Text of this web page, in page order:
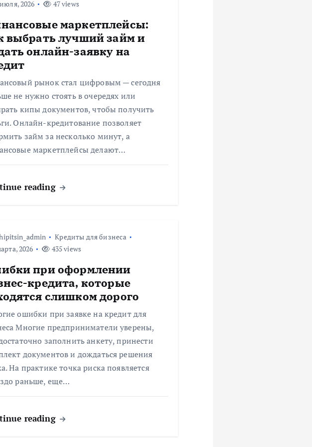
2026
47 views
маркетплейсы:
выбрать лучший займ и
онлайн-заявку на
рынок стал цифровым — сегодня
не нужно стоять в очередях или
кипы документов, чтобы получить
Онлайн-кредитование позволяет
займ за несколько минут, а
маркетплейсы делают…
reading
Кредиты для бизнеса
2026
435 views
при оформлении
кредита, которые
слишком дорого
ошибки при заявке на кредит для
Многие предприниматели уверены,
заполнить анкету, принести
документов и дождаться решения
На практике точка риска появляется
раньше, еще…
reading